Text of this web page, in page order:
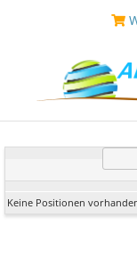
Keine Positionen